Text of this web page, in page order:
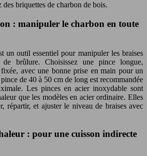
briquettes de charbon de bois.
: manipuler le charbon en toute
un outil essentiel pour manipuler les braises
de brûlure. Choisissez une pince longue,
avec une bonne prise en main pour un
de 40 à 50 cm de long est recommandée
Les pinces en acier inoxydable sont
que les modèles en acier ordinaire. Elles
répartir, et ajuster le niveau de braises avec
: pour une cuisson indirecte